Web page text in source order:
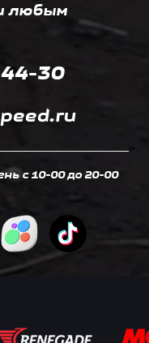
любым
30
c 10-00 до 20-00